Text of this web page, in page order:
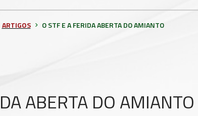
ARTIGOS O STF E A FERIDA ABERTA DO AMIANTO
ABERTA DO AMIANTO